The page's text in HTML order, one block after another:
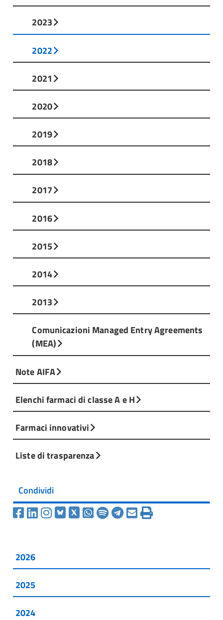
2023
2022
2021
2020
2019
2018
2017
2016
2015
2014
2013
Comunicazioni Managed Entry Agreements
(MEA)
Note AIFA
Elenchi farmaci di classe A e H
Farmaci innovativi
Liste di trasparenza
Condividi
2026
2025
2024